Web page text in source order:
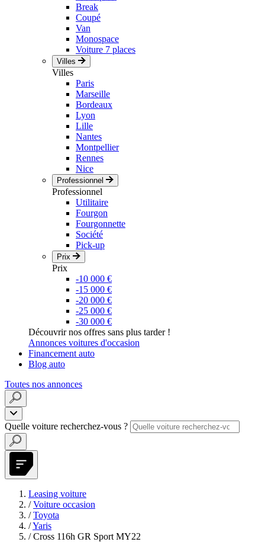
Break
Coupé
Van
Monospace
Voiture 7 places
Villes
Villes
Paris
Marseille
Bordeaux
Lyon
Lille
Nantes
Montpellier
Rennes
Nice
Professionnel
Professionnel
Utilitaire
Fourgon
Fourgonnette
Société
Pick-up
Prix
Prix
-10 000 €
-15 000 €
-20 000 €
-25 000 €
-30 000 €
Découvrir nos offres sans plus tarder !
Annonces voitures d'occasion
Financement auto
Blog auto
Toutes nos annonces
Quelle voiture recherchez-vous ?
Leasing voiture
/ Voiture occasion
/ Toyota
/Yaris
/ Cross 116h GR Sport MY22